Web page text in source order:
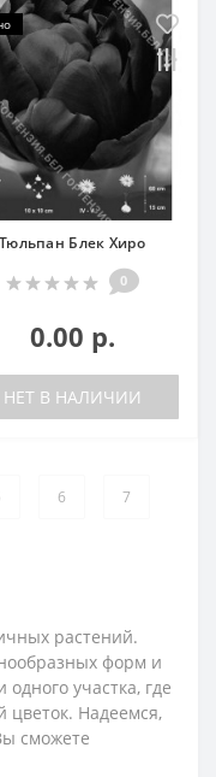
Тюльпан Блек Хиро
0
0.00 р.
НЕТ В НАЛИЧИИ
6 7
растений.
форм и
участка, где
цветок. Надеемся,
сможете